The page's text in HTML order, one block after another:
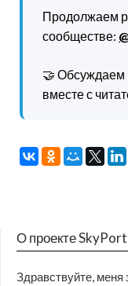
Продолжаем
сообществе:
🤝 Обсуждаем
вместе с
О проекте
Здравствуйте,